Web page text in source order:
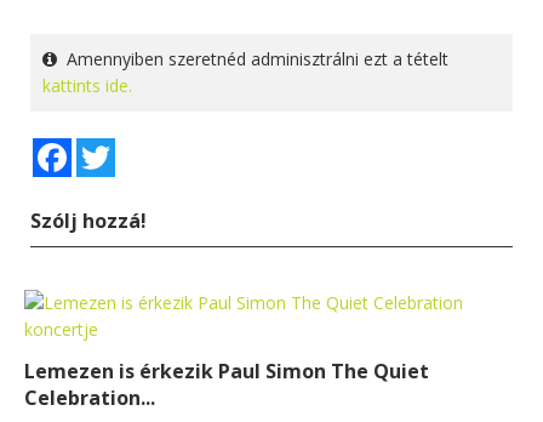
Amennyiben szeretnéd adminisztrálni ezt a tételt
kattints ide.
Facebook
Szólj hozzá!
Lemezen is érkezik Paul Simon The Quiet
Celebration...